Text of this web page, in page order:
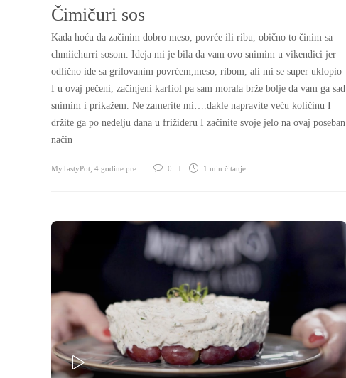
Čimičuri sos
Kada hoću da začinim dobro meso, povrće ili ribu, obično to činim sa
chmiichurri sosom. Ideja mi je bila da vam ovo snimim u vikendici jer
odlično ide sa grilovanim povrćem,meso, ribom, ali mi se super uklopio
I u ovaj pečeni, začinjeni karfiol pa sam morala brže bolje da vam ga sad
snimim i prikažem. Ne zamerite mi….dakle napravite veću količinu I
držite ga po nedelju dana u frižideru I začinite svoje jelo na ovaj poseban
način
MyTastyPot 4 godine pre 0 1 min čitanje